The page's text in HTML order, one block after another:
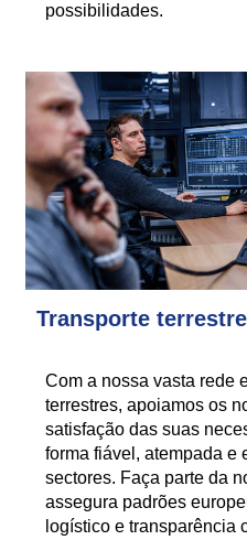
possibilidades.
Transporte terrestre
Com a nossa vasta rede
terrestres, apoiamos os
satisfação das suas
forma fiável, atempada e
sectores. Faça parte da
assegura padrões
logístico e transparência